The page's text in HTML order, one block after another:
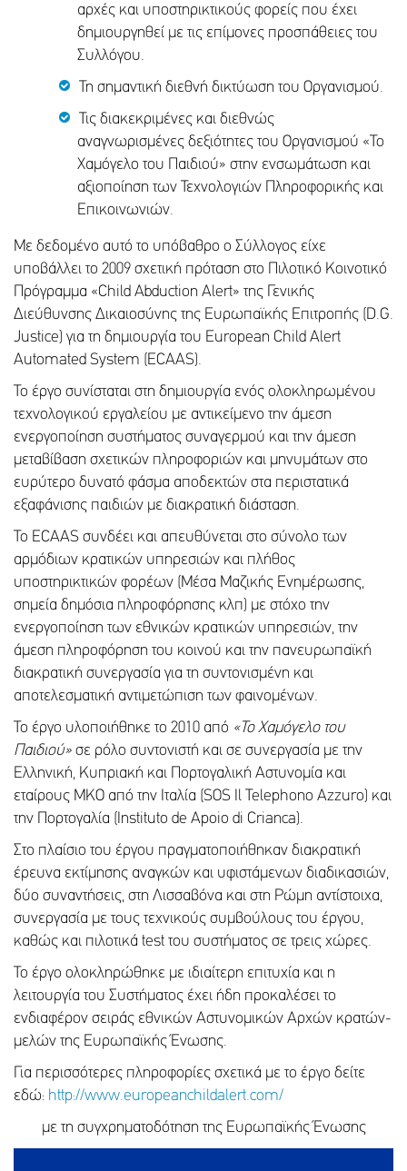
αρχές και υποστηρικτικούς φορείς που έχει
δημιουργηθεί με τις επίμονες προσπάθειες του
Συλλόγου.
Τη σημαντική διεθνή δικτύωση του Οργανισμού.
Τις διακεκριμένες και διεθνώς
αναγνωρισμένες δεξιότητες του Οργανισμού «Το
Χαμόγελο του Παιδιού» στην ενσωμάτωση και
αξιοποίηση των Τεχνολογιών Πληροφορικής και
Επικοινωνιών.
Με δεδομένο αυτό το υπόβαθρο ο Σύλλογος είχε
υποβάλλει το 2009 σχετική πρόταση στο Πιλοτικό Κοινοτικό
Πρόγραμμα «Child Abduction Alert» της Γενικής
Διεύθυνσης Δικαιοσύνης της Ευρωπαϊκής Επιτροπής (D.G.
Justice) για τη δημιουργία του European Child Alert
Automated System (ECAAS).
Το έργο συνίσταται στη δημιουργία ενός ολοκληρωμένου
τεχνολογικού εργαλείου με αντικείμενο την άμεση
ενεργοποίηση συστήματος συναγερμού και την άμεση
μεταβίβαση σχετικών πληροφοριών και μηνυμάτων στο
ευρύτερο δυνατό φάσμα αποδεκτών στα περιστατικά
εξαφάνισης παιδιών με διακρατική διάσταση.
Το ECAAS συνδέει και απευθύνεται στο σύνολο των
αρμόδιων κρατικών υπηρεσιών και πλήθος
υποστηρικτικών φορέων (Μέσα Μαζικής Ενημέρωσης,
σημεία δημόσια πληροφόρησης κλπ) με στόχο την
ενεργοποίηση των εθνικών κρατικών υπηρεσιών, την
άμεση πληροφόρηση του κοινού και την πανευρωπαϊκή
διακρατική συνεργασία για τη συντονισμένη και
αποτελεσματική αντιμετώπιση των φαινομένων.
Το έργο υλοποιήθηκε το 2010 από «Το Χαμόγελο του
Παιδιού» σε ρόλο συντονιστή και σε συνεργασία με την
Ελληνική, Κυπριακή και Πορτογαλική Αστυνομία και
εταίρους ΜΚΟ από την Ιταλία (SOS Il Telephono Azzuro) και
την Πορτογαλία (Instituto de Apoio di Crianca).
Στο πλαίσιο του έργου πραγματοποιήθηκαν διακρατική
έρευνα εκτίμησης αναγκών και υφιστάμενων διαδικασιών,
δύο συναντήσεις, στη Λισσαβόνα και στη Ρώμη αντίστοιχα,
συνεργασία με τους τεχνικούς συμβούλους του έργου,
καθώς και πιλοτικά test του συστήματος σε τρεις χώρες.
Το έργο ολοκληρώθηκε με ιδιαίτερη επιτυχία και η
λειτουργία του Συστήματος έχει ήδη προκαλέσει το
ενδιαφέρον σειράς εθνικών Αστυνομικών Αρχών κρατών-
μελών της Ευρωπαϊκής Ένωσης.
Για περισσότερες πληροφορίες σχετικά με το έργο δείτε
εδώ: http://www.europeanchildalert.com/
με τη συγχρηματοδότηση της Ευρωπαϊκής Ένωσης